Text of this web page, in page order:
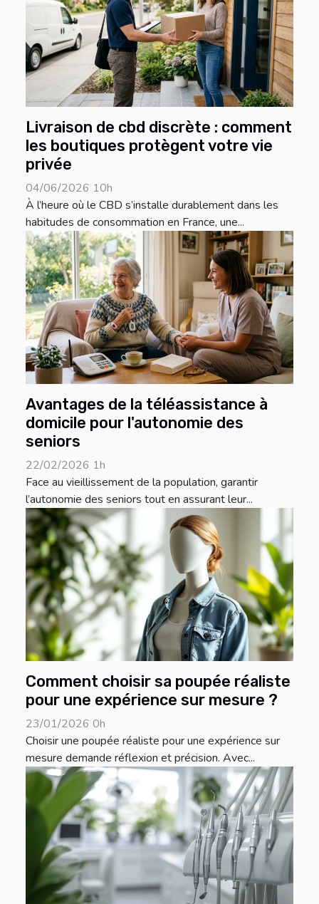
Livraison de cbd discrète : comment
les boutiques protègent votre vie
privée
04/06/2026 10h
À l’heure où le CBD s’installe durablement dans les
habitudes de consommation en France, une...
Avantages de la téléassistance à
domicile pour l'autonomie des
seniors
22/02/2026 1h
Face au vieillissement de la population, garantir
l’autonomie des seniors tout en assurant leur...
Comment choisir sa poupée réaliste
pour une expérience sur mesure ?
23/01/2026 0h
Choisir une poupée réaliste pour une expérience sur
mesure demande réflexion et précision. Avec...